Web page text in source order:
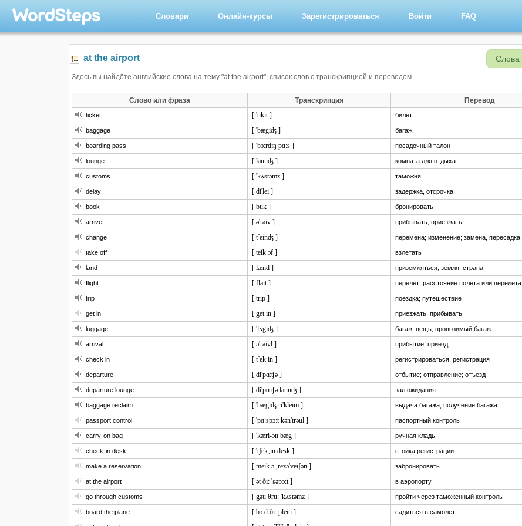
Словари Онлайн-курсы Зарегистрироваться Войти FAQ
at the airport Слова
Здесь вы найдёте английские слова на тему "at the airport", список слов с транскрипцией и переводом.
Слово или фраза Транскрипция Перевод
ticket [ 'tikit ] билет
baggage [ 'bægiʤ ] багаж
boarding pass [ 'bɔ:rdɪŋ pɑ:s ] посадочный талон
lounge [ launʤ ] комната для отдыха
customs [ 'kʌstəmz ] таможня
delay [ di'lei ] задержка, отсрочка
book [ buk ] бронировать
arrive [ ə'raiv ] прибывать; приезжать
change [ ʧeinʤ ] перемена; изменение; замена, пересадка
take off [ teik ɔf ] взлетать
land [ lænd ] приземляться, земля, страна
flight [ flait ] перелёт; расстояние полёта или перелёта
trip [ trip ] поездка; путешествие
get in [ get in ] приезжать, прибывать
luggage [ 'lʌgiʤ ] багаж; вещь; провозимый багаж
arrival [ ə'raivl ] прибытие; приезд
check in [ ʧek in ] регистрироваться, регистрация
departure [ di'pɑ:ʧə ] отбытие; отправление; отъезд
departure lounge [ di'pɑ:ʧə launʤ ] зал ожидания
baggage reclaim [ 'bægiʤ ri'kleim ] выдача багажа, получение багажа
passport control [ 'pɑ:spɔ:t kən'trəul ] паспортный контроль
carry-on bag [ 'kæri-ɔn bæg ] ручная кладь
check-in desk [ 'tʃek‚ɪn desk ] стойка регистрации
make a reservation [ meik ə ,rezə'veiʃən ] забронировать
at the airport [ ət ði: 'ɛəpɔ:t ] в аэропорту
go through customs [ gəu θru: 'kʌstəmz ] пройти через таможенный контроль
board the plane [ bɔ:d ði: plein ] садиться в самолет